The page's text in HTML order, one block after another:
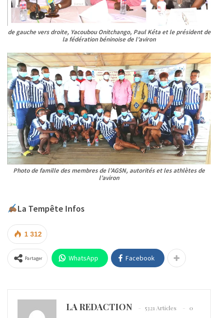
de gauche vers droite, Yacoubou Onitchango, Paul Kéta et le président de
la fédération béninoise de l’aviron
Photo de famille des membres de l’AGSN, autorités et les athlètes de
l’aviron
La Tempête Infos
1 312
Partager WhatsApp Facebook
LA REDACTION 5321 Articles
0